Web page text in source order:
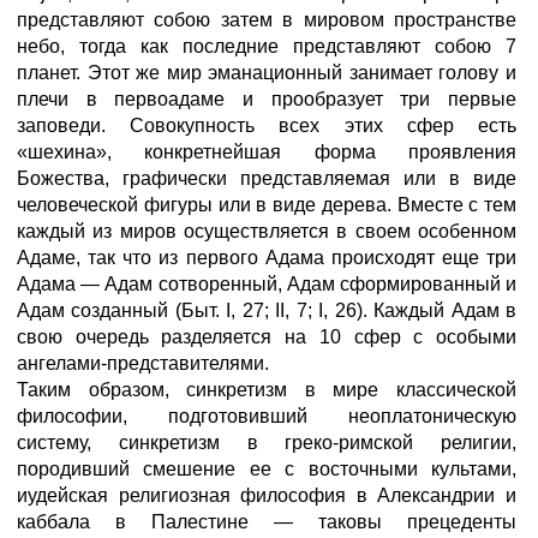
представляют собою затем в мировом пространстве
небо, тогда как последние представляют собою 7
планет. Этот же мир эманационный занимает голову и
плечи в первоадаме и прообразует три первые
заповеди. Совокупность всех этих сфер есть
«шехина», конкретнейшая форма проявления
Божества, графически представляемая или в виде
человеческой фигуры или в виде дерева. Вместе с тем
каждый из миров осуществляется в своем особенном
Адаме, так что из первого Адама происходят еще три
Адама — Адам сотворенный, Адам сформированный и
Адам созданный (Быт. I, 27; II, 7; I, 26). Каждый Адам в
свою очередь разделяется на 10 сфер с особыми
ангелами-представителями.
Таким образом, синкретизм в мире классической
философии, подготовивший неоплатоническую
систему, синкретизм в греко-римской религии,
породивший смешение ее с восточными культами,
иудейская религиозная философия в Александрии и
каббала в Палестине — таковы прецеденты